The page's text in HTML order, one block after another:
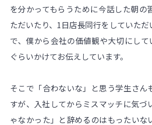
を分かってもらうために今話した朝の
ただいたり、1日店長同行をしていただ
で、僕から会社の価値観や大切にし
ぐらいかけてお伝えしています。
そこで「合わないな」と思う学生さん
すが、入社してからミスマッチに気づ
ゃなかった」と辞めるのはもったいな